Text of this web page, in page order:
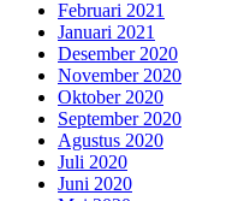
Februari 2021
Januari 2021
Desember 2020
November 2020
Oktober 2020
September 2020
Agustus 2020
Juli 2020
Juni 2020